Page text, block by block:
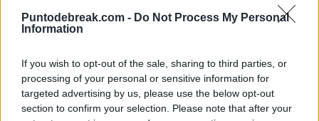
Puntodebreak.com - Do Not Process My Personal
Information
If you wish to opt-out of the sale, sharing to third parties, or
processing of your personal or sensitive information for
targeted advertising by us, please use the below opt-out
section to confirm your selection. Please note that after your
COPA DAVISDINERO
Suiza critica a Roger Federer por
pedir mucho dinero